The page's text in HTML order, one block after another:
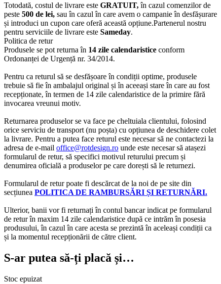
Totodată, costul de livrare este GRATUIT,în cazul comenzilor de
peste 500 de lei, sau în cazul în care avem o campanie în desfășurare
și introduci un cupon care oferă această opțiune.Partenerul nostru
pentru serviciile de livrare este Sameday.
Politica de retur
Produsele se pot returna în 14 zile calendaristice conform
Ordonanței de Urgență nr. 34/2014.
Pentru ca returul să se desfășoare în condiții optime, produsele
trebuie să fie în ambalajul original și în aceeași stare în care au fost
recepționate, în termen de 14 zile calendaristice de la primire fără
invocarea vreunui motiv.
Returnarea produselor se va face pe cheltuiala clientului, folosind
orice serviciu de transport (nu poșta) cu opțiunea de deschidere colet
la livrare. Pentru a putea face returul este necesar să ne contactezi la
adresa de e-mail office@rotdesign.ro unde este necesar să atașezi
formularul de retur, să specifici motivul returului precum și
denumirea oficială a produselor pe care dorești să le returnezi.
Formularul de retur poate fi descărcat de la noi de pe site din
secțiunea POLITICA DE RAMBURSĂRI ȘI RETURNĂRI.
Ulterior, banii vor fi returnați în contul bancar indicat pe formularul
de retur în maxim 14 zile calendaristice după ce intrăm în posesia
produsului, în cazul în care acesta se prezintă în aceleași condiții ca
și la momentul recepționării de către client.
S-ar putea să-ți placă și…
Stoc epuizat